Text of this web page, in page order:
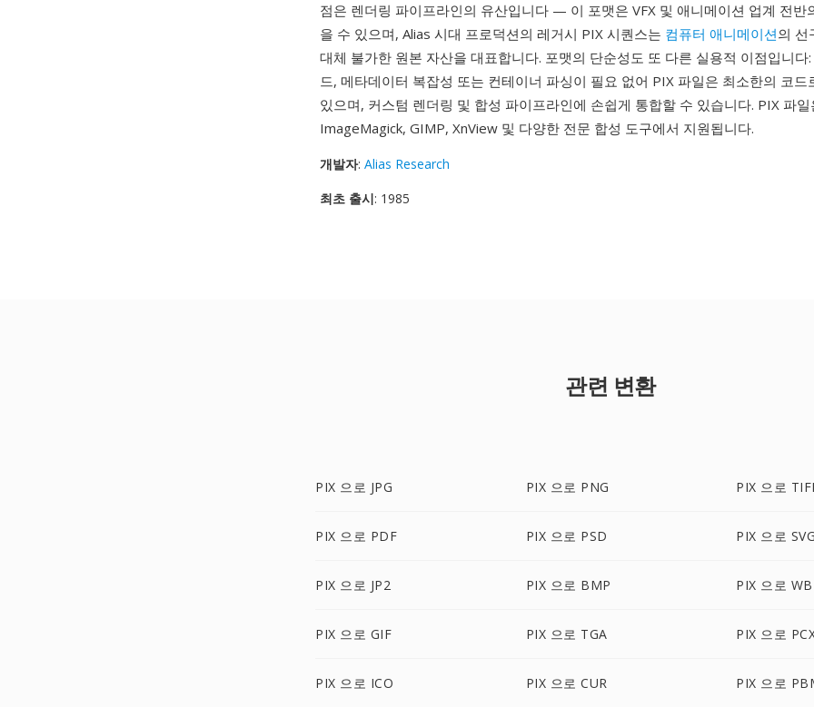
점은 렌더링 파이프라인의 유산입니다 — 이 포맷은 VFX 및 애니메이션 업계 전반
을 수 있으며, Alias 시대 프로덕션의 레거시 PIX 시퀀스는 컴퓨터 애니메이션의 선
대체 불가한 원본 자산을 대표합니다. 포맷의 단순성도 또 다른 실용적 이점입니다
드, 메타데이터 복잡성 또는 컨테이너 파싱이 필요 없어 PIX 파일은 최소한의 코드
있으며, 커스텀 렌더링 및 합성 파이프라인에 손쉽게 통합할 수 있습니다. PIX 파일
ImageMagick, GIMP, XnView 및 다양한 전문 합성 도구에서 지원됩니다.
개발자: Alias Research
최초 출시: 1985
관련 변환
PIX 으로 JPG PIX 으로 PNG PIX 으로
PIX 으로 PDF PIX 으로 PSD PIX 으로 SVG
PIX 으로 JP2 PIX 으로 BMP PIX 으로
PIX 으로 GIF PIX 으로 TGA PIX 으로
PIX 으로 ICO PIX 으로 CUR PIX 으로